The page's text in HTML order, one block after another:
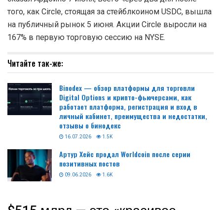
того, как Circle, стоящая за стейблкоином USDC, вышла
на публичный рынок 5 июня. Акции Circle выросли на
167% в первую торговую сессию на NYSE.
Читайте так-же:
Binodex — обзор платформы для торговли
Digital Options и крипто-фьючерсами, как
работает платформа, регистрация и вход в
личный кабинет, преимущества и недостатки,
отзывы о бинодекс
16.07.2026 1.5K
Артур Хейс продал Worldcoin после серии
позитивных постов
09.06.2026 1.6K